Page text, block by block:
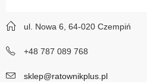
ul. Nowa 6, 64-020 Czempiń
+48 787 089 768
sklep@ratownikplus.pl